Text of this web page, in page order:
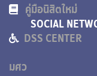
คู่มือนิสิตใหม่
SOCIAL
DSS CENTER
มศว